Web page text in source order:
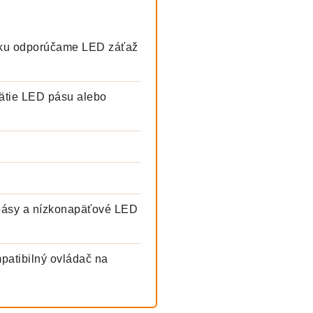
odporúčame LED záťaž
LED pásu alebo
a nízkonapäťové LED
ovládač na